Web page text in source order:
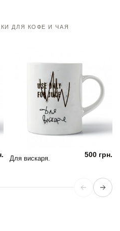
ДЛЯ КОФЕ И ЧАЯ
Для вискаря. 500 грн.